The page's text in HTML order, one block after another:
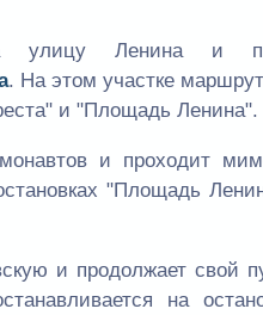
улицу Ленина и
. На этом участке
и "Площадь Ленина".
и проходит
"Площадь
и продолжает свой
на